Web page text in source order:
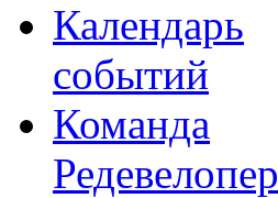
Календарь
событий
Команда
Редевелопер